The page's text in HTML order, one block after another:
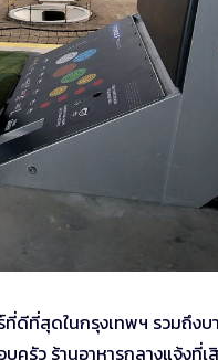
ดีที่สุดในกรุงเทพฯ รวมถึ
รัว ร้านอาหารกลางแจ้งที่